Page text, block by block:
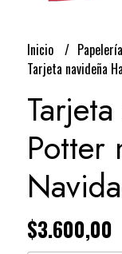
Inicio
Tarjeta navideña
Potter
$3.600,00